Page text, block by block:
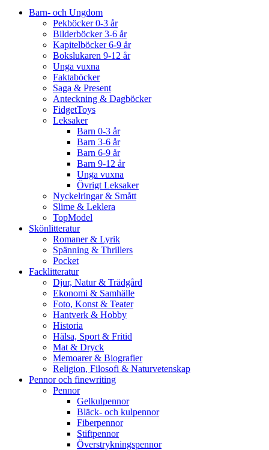
Barn- och Ungdom
Pekböcker 0-3 år
Bilderböcker 3-6 år
Kapitelböcker 6-9 år
Bokslukaren 9-12 år
Unga vuxna
Faktaböcker
Saga & Present
Anteckning & Dagböcker
FidgetToys
Leksaker
Barn 0-3 år
Barn 3-6 år
Barn 6-9 år
Barn 9-12 år
Unga vuxna
Övrigt Leksaker
Nyckelringar & Smått
Slime & Leklera
TopModel
Skönlitteratur
Romaner & Lyrik
Spänning & Thrillers
Pocket
Facklitteratur
Djur, Natur & Trädgård
Ekonomi & Samhälle
Foto, Konst & Teater
Hantverk & Hobby
Historia
Hälsa, Sport & Fritid
Mat & Dryck
Memoarer & Biografier
Religion, Filosofi & Naturvetenskap
Pennor och finewriting
Pennor
Gelkulpennor
Bläck- och kulpennor
Fiberpennor
Stiftpennor
Överstrykningspennor